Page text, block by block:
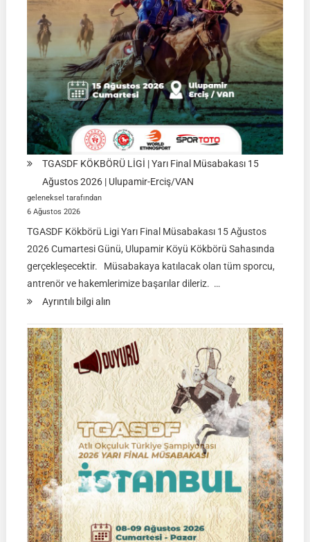
TGASDF KÖKBÖRÜ LİGİ | Yarı Final Müsabakası 15
Ağustos 2026 | Ulupamir-Erciş/VAN
geleneksel tarafından
6 Ağustos 2026
TGASDF Kökbörü Ligi Yarı Final Müsabakası 15 Ağustos
2026 Cumartesi Günü, Ulupamir Köyü Kökbörü Sahasında
gerçekleşecektir. Müsabakaya katılacak olan tüm sporcu,
antrenör ve hakemlerimize başarılar dileriz. …
Ayrıntılı bilgi alın:
KÖKBÖRÜ
LİGİ
|
Yarı
Final
Müsabakası
15
Ağustos
2026
|
Ulupamir-
Erciş/VAN